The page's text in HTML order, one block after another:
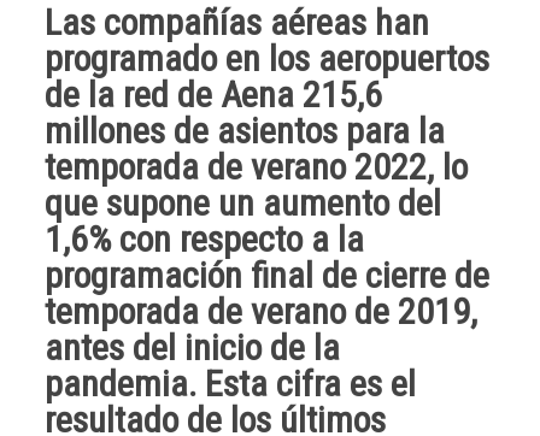
Las compañías aéreas han
programado en los aeropuertos
de la red de Aena 215,6
millones de asientos para la
temporada de verano 2022, lo
que supone un aumento del
1,6% con respecto a la
programación final de cierre de
temporada de verano de 2019,
antes del inicio de la
pandemia. Esta cifra es el
resultado de los últimos